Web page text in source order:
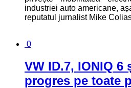
industriei auto americane,
reputatul jurnalist Mike
0
VW ID.7, IONIQ 6
progres pe toate